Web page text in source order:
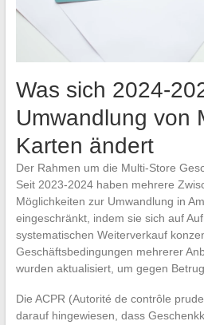
Was sich 2024-
Umwandlung von
Karten ändert
Der Rahmen um die Multi-Store
Seit 2023-2024 haben mehrere
Möglichkeiten zur Umwandlung in
eingeschränkt, indem sie sich auf
systematischen Weiterverkauf
Geschäftsbedingungen mehrerer
wurden aktualisiert, um gegen
Die ACPR (Autorité de contrôle
darauf hingewiesen, dass